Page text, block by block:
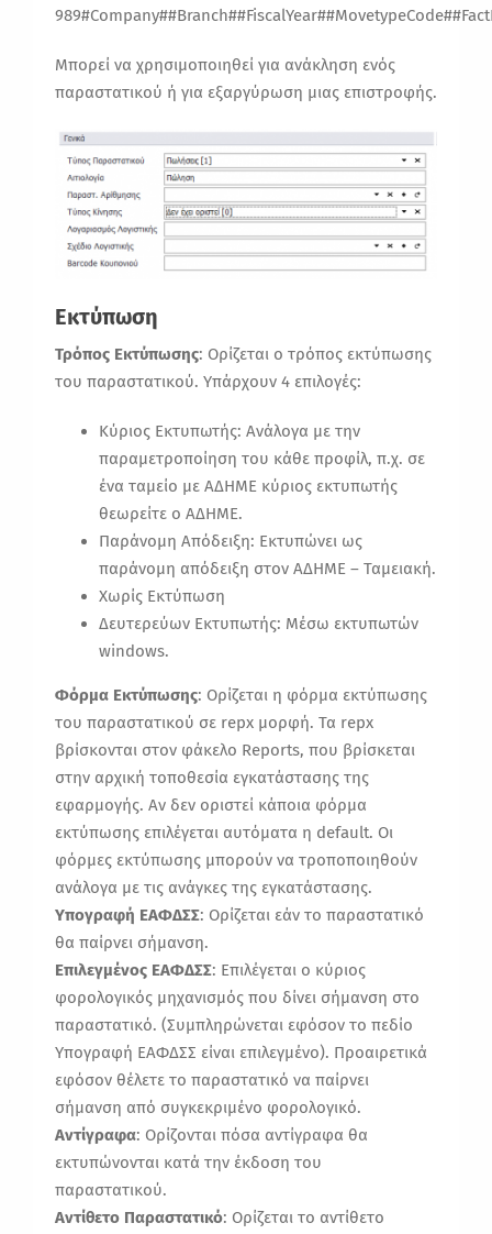
Μπορεί να χρησιμοποιηθεί για ανάκληση ενός
παραστατικού ή για εξαργύρωση μιας επιστροφής.
Εκτύπωση
Τρόπος Εκτύπωσης: Ορίζεται ο τρόπος εκτύπωσης
του παραστατικού. Υπάρχουν 4 επιλογές:
Κύριος Εκτυπωτής: Ανάλογα με την
παραμετροποίηση του κάθε προφίλ, π.χ. σε
ένα ταμείο με ΑΔΗΜΕ κύριος εκτυπωτής
θεωρείτε ο ΑΔΗΜΕ.
Παράνομη Απόδειξη: Εκτυπώνει ως
παράνομη απόδειξη στον ΑΔΗΜΕ – Ταμειακή.
Χωρίς Εκτύπωση
Δευτερεύων Εκτυπωτής: Μέσω εκτυπωτών
windows.
Φόρμα Εκτύπωσης: Ορίζεται η φόρμα εκτύπωσης
του παραστατικού σε repx μορφή. Τα repx
βρίσκονται στον φάκελο Reports, που βρίσκεται
στην αρχική τοποθεσία εγκατάστασης της
εφαρμογής. Αν δεν οριστεί κάποια φόρμα
εκτύπωσης επιλέγεται αυτόματα η default. Οι
φόρμες εκτύπωσης μπορούν να τροποποιηθούν
ανάλογα με τις ανάγκες της εγκατάστασης.
Υπογραφή ΕΑΦΔΣΣ: Ορίζεται εάν το παραστατικό
θα παίρνει σήμανση.
Επιλεγμένος ΕΑΦΔΣΣ: Επιλέγεται ο κύριος
φορολογικός μηχανισμός που δίνει σήμανση στο
παραστατικό. (Συμπληρώνεται εφόσον το πεδίο
Υπογραφή ΕΑΦΔΣΣ είναι επιλεγμένο). Προαιρετικά
εφόσον θέλετε το παραστατικό να παίρνει
σήμανση από συγκεκριμένο φορολογικό.
Αντίγραφα: Ορίζονται πόσα αντίγραφα θα
εκτυπώνονται κατά την έκδοση του
παραστατικού.
Αντίθετο Παραστατικό: Ορίζεται το αντίθετο